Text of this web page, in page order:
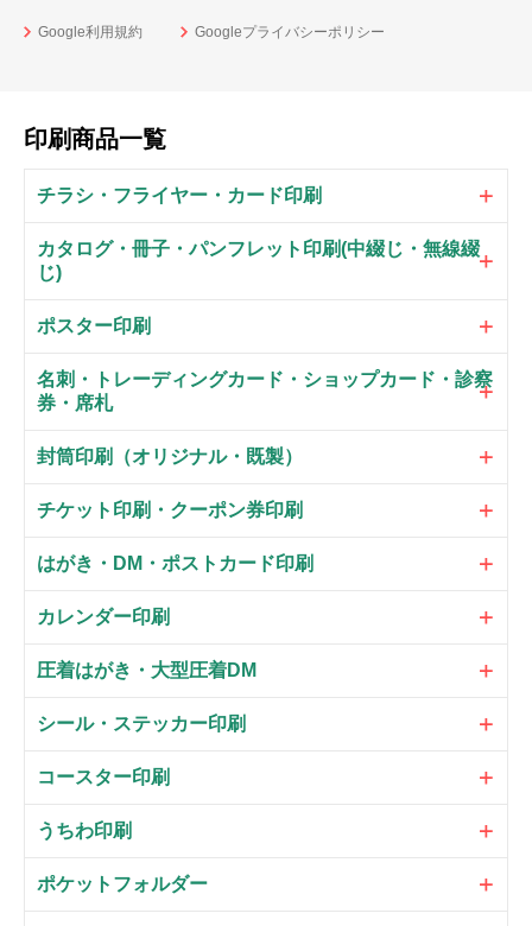
Google利用規約 Googleプライバシーポリシー
印刷商品一覧
チラシ・フライヤー・カード印刷
カタログ・冊子・パンフレット印刷(中綴じ・無線綴
じ)
ポスター印刷
名刺・トレーディングカード・ショップカード・診察
券・席札
封筒印刷（オリジナル・既製）
チケット印刷・クーポン券印刷
はがき・DM・ポストカード印刷
カレンダー印刷
圧着はがき・大型圧着DM
シール・ステッカー印刷
コースター印刷
うちわ印刷
ポケットフォルダー